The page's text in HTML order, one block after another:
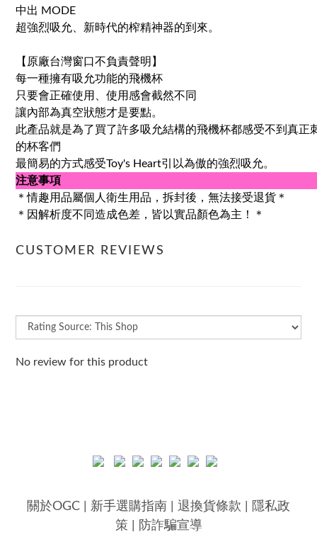
中出 MODE
超強烈吸允、新時代的榨精神器的到來。
【原廠台灣窗口不負責聲明】
每一種擁有吸允功能的飛機杯
只要會正確使用、使用感會截然不同
讓內部為真空狀態才是要點。
此產品就是為了買了許多吸允結構的飛機杯都感受不到真正
的杯客們
最簡易的方式感受Toy's Heart引以為傲的強烈吸允。
注意事項
＊情趣用品屬個人衛生用品，拆封後，無法接受退貨＊
＊因解析度不同造成色差，皆以實品顏色為主！＊
CUSTOMER REVIEWS
No review for this product
關於OGC 新手選購指南 退換貨條款
隱私政
策
防詐騙宣導